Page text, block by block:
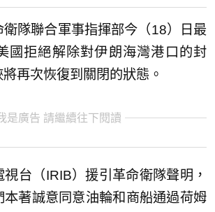
隊聯合軍事指揮部今（18）日最
國拒絕解除對伊朗海灣港口的封
再次恢復到關閉的狀態。
是廣告 請繼續往下閱讀
台（IRIB）援引革命衛隊聲明，
本著誠意同意油輪和商船通過荷姆